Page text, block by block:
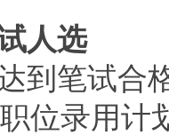
人选
到笔试合
位录用计